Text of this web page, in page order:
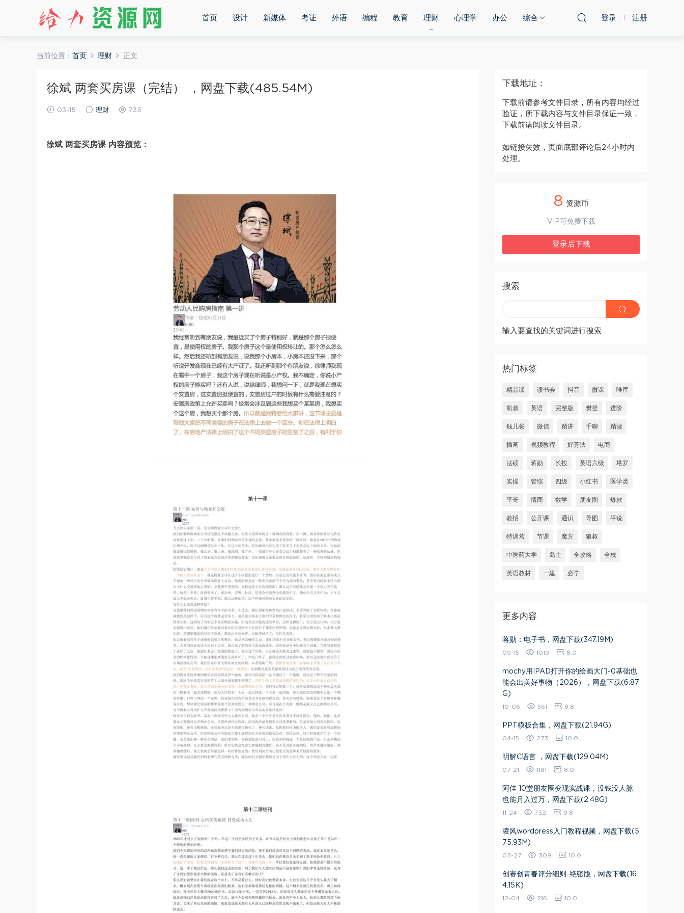
首页 设计 新媒体 考证 外语 编程 教育 理财 心理学 办公 综合 登录 注册
当前位置： 首页 理财 正文
徐斌 两套买房课（完结） ，网盘下载(485.54M)
03-15 理财 735
徐斌 两套买房课 内容预览：
下载地址：
下载前请参考文件目录，所有内容均经过
验证，所下载内容与文件目录保证一致，
下载前请阅读文件目录。
如链接失效，页面底部评论后24小时内
处理。
8 资源币
VIP可免费下载
登录后下载
搜索
输入要查找的关键词进行搜索
热门标签
精品课 读书会 抖音 微课 唯库
凯叔 英语 完整版 樊登 进阶
钱儿爸 微信 精讲 千聊 精读
插画 视频教程 好芳法 电商
法硕 蒋勋 长投 英语六级 塔罗
实操 管综 四级 小红书 医学类
平哥 情商 数学 朋友圈 爆款
教招 公开课 通识 导图 平说
特训营 节课 魔方 狼叔
中医药大学 岛主 全攻略 全栈
英语教材 一建 必学
更多内容
蒋勋：电子书，网盘下载(347.19M)
09-15 1019 8.0
​mochy用IPAD打开你的绘画大门-0基础也
能会出美好事物（2026）​，网盘下载(6.87
G)
10-06 561 8.8
PPT模板合集，网盘下载(21.94G)
04-15 273 10.0
明解C语言 ，网盘下载(129.04M)
07-21 1181 8.0
阿佳 10堂朋友圈变现实战课，没钱没人脉
也能月入过万，网盘下载(2.48G)
11-24 732 9.8
凌风wordpress入门教程视频，网盘下载(5
75.93M)
03-27 309 10.0
创赛创青春评分细则-绝密版，网盘下载(16
4.15K)
12-04 216 10.0